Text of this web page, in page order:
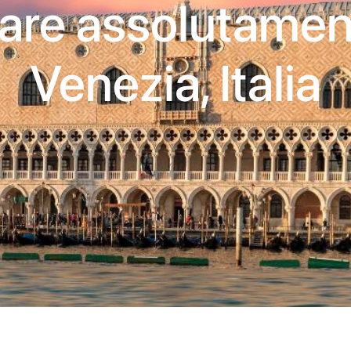
Venezia, Italia